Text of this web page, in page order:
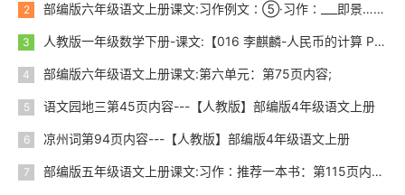
2 部编版六年级语文上册课文:习作例文∶⑤·习作∶___即景……………img102.jpg;尾巴空格语文园地：第103页内容;第104页内容;
3 人教版一年级数学下册-课文:【016 李麒麟-人民币的计算 P57-58】视频网课内容
4 部编版六年级语文上册课文:第六单元：第75页内容;
5 语文园地三第45页内容---【人教版】部编版4年级语文上册
6 凉州词第94页内容---【人教版】部编版4年级语文上册
7 部编版五年级语文上册课文:习作∶推荐一本书：第115页内容;